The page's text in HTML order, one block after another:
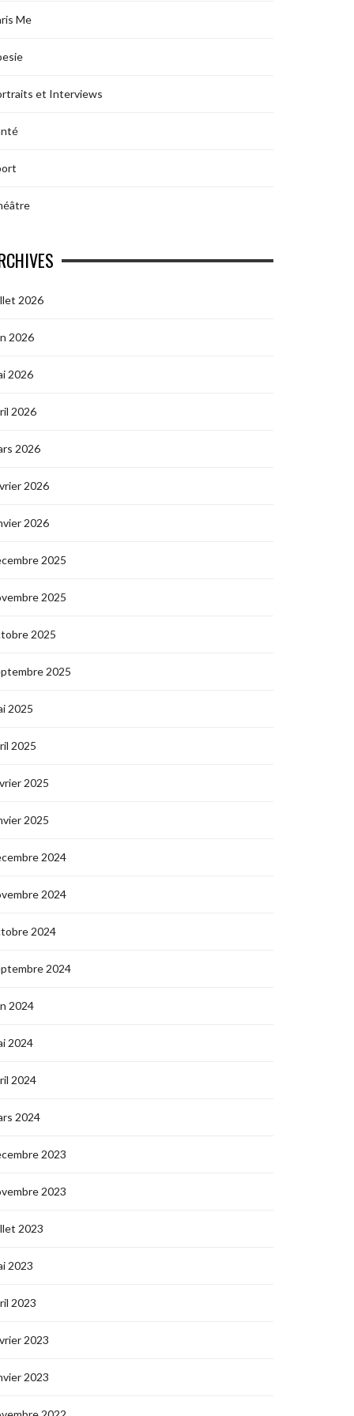
Me
et Interviews
2026
2026
2026
2026
2026
2026
2026
2025
2025
2025
2025
2025
2025
2025
2025
2024
2024
2024
2024
2024
2024
2024
2024
2023
2023
2023
2023
2023
2023
2023